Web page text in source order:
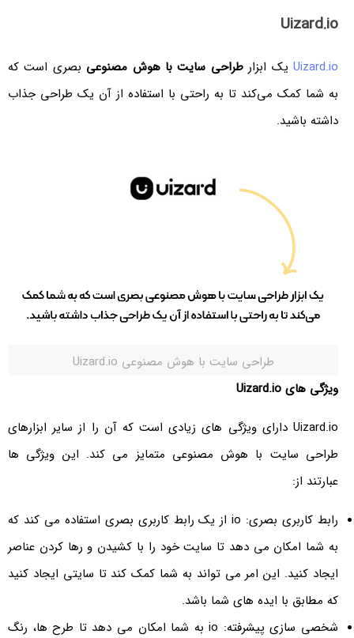
Uizard.io
Uizard.ioیک ابزار طراحی سایت با هوش مصنوعیبصری است که
به شما کمک می‌کند تا به راحتی با استفاده از آن یک طراحی جذاب
داشته باشید.
طراحی سایت با هوش مصنوعی Uizard.io
ویژگی هایUizard.io
Uizard.io دارای ویژگی های زیادی است که آن را از سایر ابزارهای
طراحی سایت با هوش مصنوعی متمایز می کند. این ویژگی ها
عبارتند از:
رابط کاربری بصری: io از یک رابط کاربری بصری استفاده می کند که
به شما امکان می دهد تا سایت خود را با کشیدن و رها کردن عناصر
ایجاد کنید. این امر می تواند به شما کمک کند تا سایتی ایجاد کنید
که مطابق با ایده های شما باشد.
شخصی سازی پیشرفته: io به شما امکان می دهد تا طرح ها، رنگ